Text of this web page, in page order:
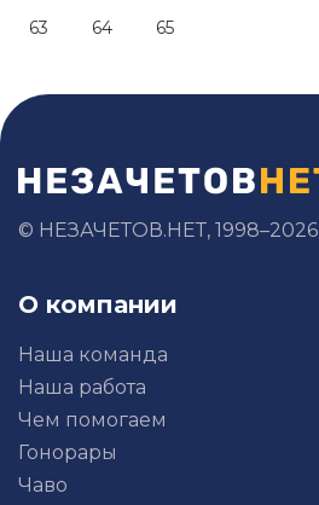
63
64 65
© НЕЗАЧЕТОВ.НЕТ, 1998–2026
О компании
Наша команда
Наша работа
Чем помогаем
Гонорары
Чаво